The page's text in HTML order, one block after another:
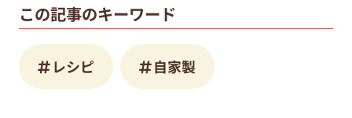
この記事のキーワード
レシピ 自家製